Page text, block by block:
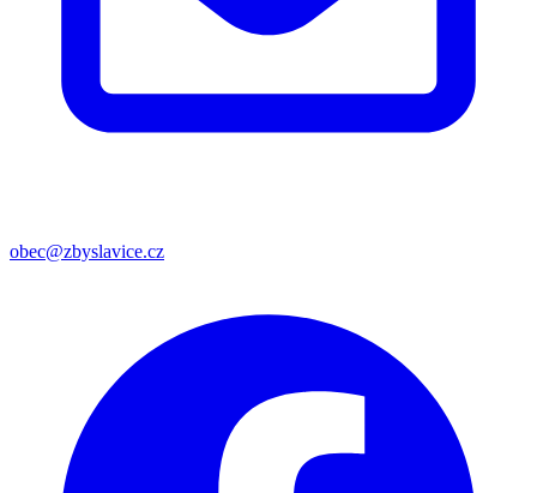
obec@zbyslavice.cz